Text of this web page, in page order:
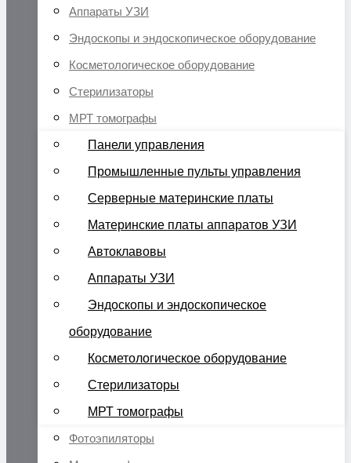
Аппараты УЗИ
Эндоскопы и эндоскопическое оборудование
Косметологическое оборудование
Стерилизаторы
МРТ томографы
Панели управления
Промышленные пульты управления
Серверные материнские платы
Материнские платы аппаратов УЗИ
Автоклавовы
Аппараты УЗИ
Эндоскопы и эндоскопическое
оборудование
Косметологическое оборудование
Стерилизаторы
МРТ томографы
Фотоэпиляторы